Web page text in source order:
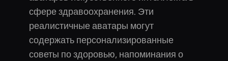
сфере здравоохранения. Эти
реалистичные аватары могут
содержать персонализированные
советы по здоровью, напоминания о